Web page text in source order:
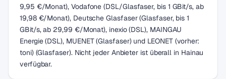
9,95 €/Monat), Vodafone (DSL/Glasfaser, bis 1 GBit/s, ab
19,98 €/Monat), Deutsche Glasfaser (Glasfaser, bis 1
GBit/s, ab 29,99 €/Monat), inexio (DSL), MAINGAU
Energie (DSL), MUENET (Glasfaser) und LEONET (vorher:
toni) (Glasfaser). Nicht jeder Anbieter ist überall in Hainau
verfügbar.